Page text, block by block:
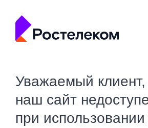
Уважаемый клиент,
наш сайт
при